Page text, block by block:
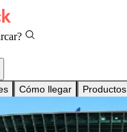
Cómo llegar Productos